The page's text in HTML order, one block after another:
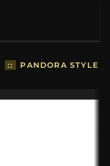
:: PANDORA STYLE